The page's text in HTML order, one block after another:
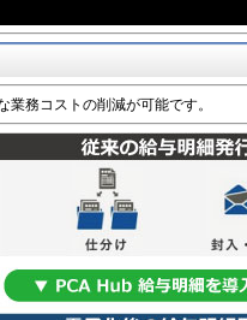
務コストの削減が可能です。